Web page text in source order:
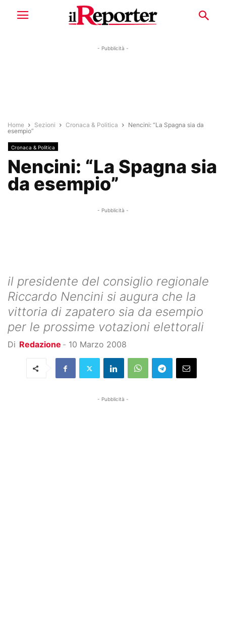
- Pubblicità -
Home Sezioni Cronaca & Politica
Nencini: “La Spagna sia da
esempio”
Cronaca & Politica
Nencini: “La Spagna sia
da esempio”
- Pubblicità -
il presidente del consiglio regionale
Riccardo Nencini si augura che la
vittoria di zapatero sia da esempio
per le prossime votazioni elettorali
Di Redazione - 10 Marzo 2008
- Pubblicità -